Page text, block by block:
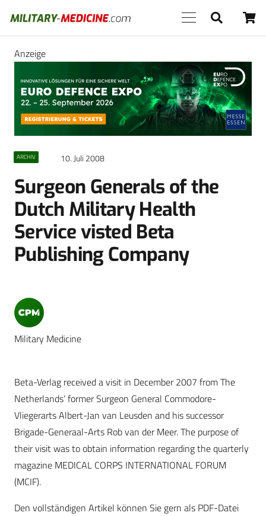
Anzeige
ARCHIV 10. Juli 2008
Surgeon Generals of the
Dutch Military Health
Service visted Beta
Publishing Company
Military Medicine
Beta-Verlag received a visit in December 2007 from The
Netherlands’ former Surgeon General Commodore-
Vliegerarts Albert-Jan van Leusden and his successor
Brigade-Generaal-Arts Rob van der Meer. The purpose of
their visit was to obtain information regarding the quarterly
magazine MEDICAL CORPS INTERNATIONAL FORUM
(MCIF).
Den vollständigen Artikel können Sie gern als PDF-Datei